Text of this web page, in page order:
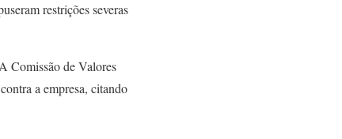
restrições severas
Comissão de Valores
a empresa, citando